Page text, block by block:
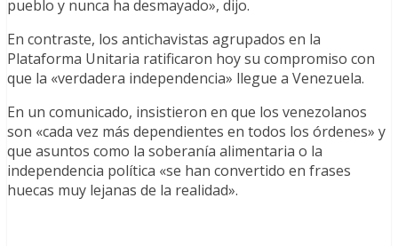
pueblo y nunca ha desmayado», dijo.
En contraste, los antichavistas agrupados en la
Plataforma Unitaria ratificaron hoy su compromiso con
que la «verdadera independencia» llegue a Venezuela.
En un comunicado, insistieron en que los venezolanos
son «cada vez más dependientes en todos los órdenes» y
que asuntos como la soberanía alimentaria o la
independencia política «se han convertido en frases
huecas muy lejanas de la realidad».